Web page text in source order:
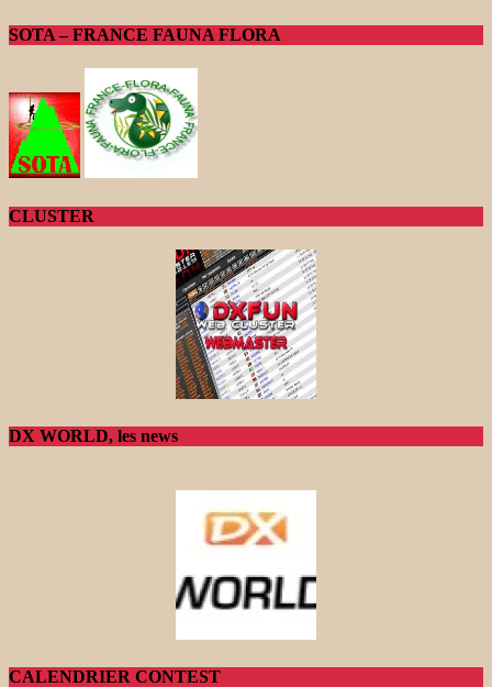
SOTA – FRANCE FAUNA FLORA
CLUSTER
DX WORLD, les news
CALENDRIER CONTEST